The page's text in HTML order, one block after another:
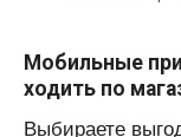
Мобильные
ходить по
Выбираете